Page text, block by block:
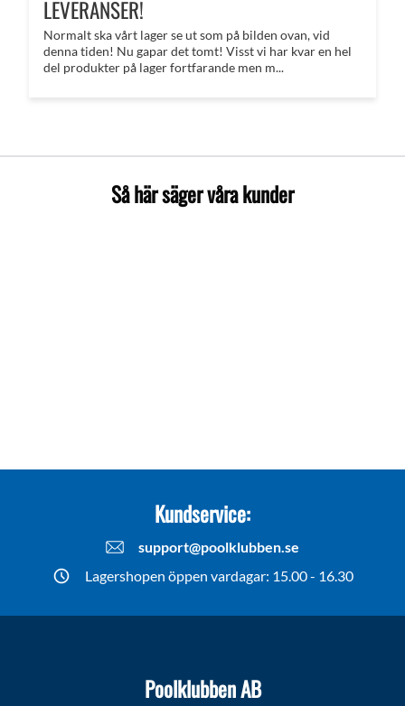
LEVERANSER!
Normalt ska vårt lager se ut som på bilden ovan, vid
denna tiden! Nu gapar det tomt! Visst vi har kvar en hel
del produkter på lager fortfarande men m...
Så här säger våra kunder
Kundservice:
support@poolklubben.se
Lagershopen öppen vardagar: 15.00 - 16.30
Poolklubben AB